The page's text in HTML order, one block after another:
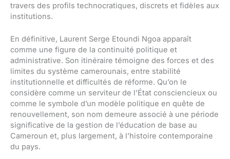
travers des profils technocratiques, discrets et fidèles aux
institutions.
En définitive, Laurent Serge Etoundi Ngoa apparaît
comme une figure de la continuité politique et
administrative. Son itinéraire témoigne des forces et des
limites du système camerounais, entre stabilité
institutionnelle et difficultés de réforme. Qu’on le
considère comme un serviteur de l’État consciencieux ou
comme le symbole d’un modèle politique en quête de
renouvellement, son nom demeure associé à une période
significative de la gestion de l’éducation de base au
Cameroun et, plus largement, à l’histoire contemporaine
du pays.